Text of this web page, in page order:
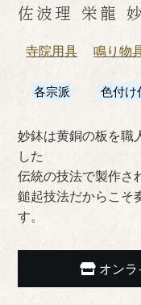
佐波理 栄龍
寺院用具 鳴り物
各宗派 色付け
妙鉢は黄銅の板を職
した
伝統の技法で製作さ
鎚起技法だからこそ
す。
オン